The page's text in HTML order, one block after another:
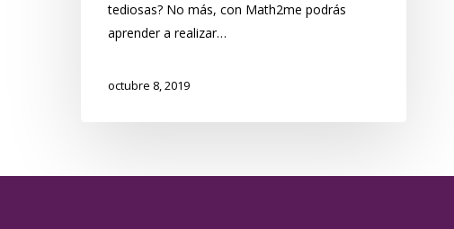
tediosas? No más, con Math2me podrás
aprender a realizar…
octubre 8, 2019